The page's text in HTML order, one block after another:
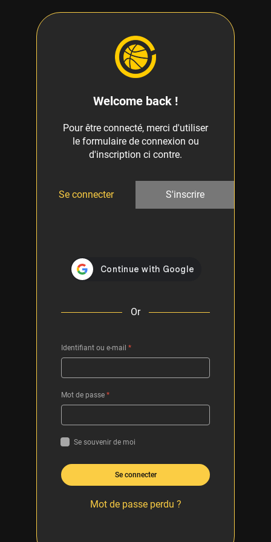
Welcome back !
Pour être connecté, merci d'utiliser
le formulaire de connexion ou
d'inscription ci contre.
Se connecter S'inscrire
Or
Identifiant ou e-mail *
Mot de passe *
Se souvenir de moi
Se connecter
Mot de passe perdu ?